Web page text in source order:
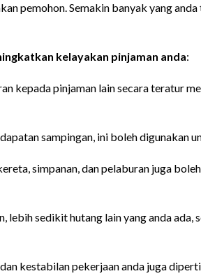
pemohon. Semakin banyak yang
kelayakan pinjaman anda:
kepada pinjaman lain secara teratur
sampingan, ini boleh digunakan
simpanan, dan pelaburan juga
lebih sedikit hutang lain yang anda
kestabilan pekerjaan anda juga